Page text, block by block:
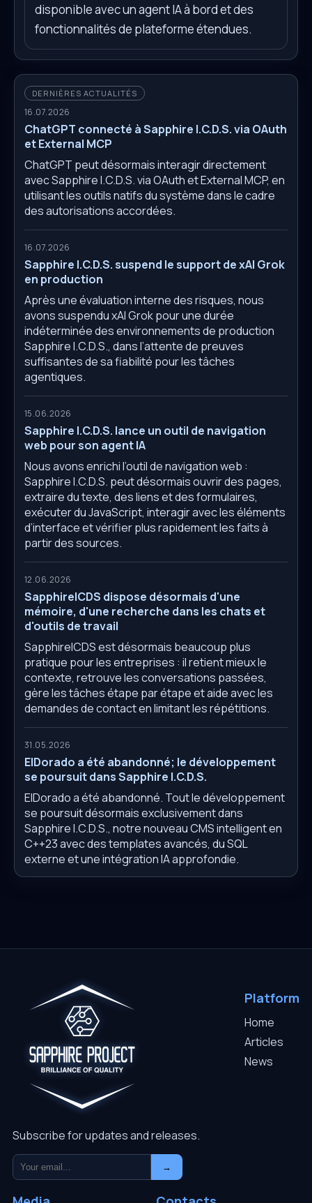
disponible avec un agent IA à bord et des
fonctionnalités de plateforme étendues.
DERNIÈRES ACTUALITÉS
16.07.2026
ChatGPT connecté à Sapphire I.C.D.S. via OAuth
et External MCP
ChatGPT peut désormais interagir directement
avec Sapphire I.C.D.S. via OAuth et External MCP, en
utilisant les outils natifs du système dans le cadre
des autorisations accordées.
16.07.2026
Sapphire I.C.D.S. suspend le support de xAI Grok
en production
Après une évaluation interne des risques, nous
avons suspendu xAI Grok pour une durée
indéterminée des environnements de production
Sapphire I.C.D.S., dans l’attente de preuves
suffisantes de sa fiabilité pour les tâches
agentiques.
15.06.2026
Sapphire I.C.D.S. lance un outil de navigation
web pour son agent IA
Nous avons enrichi l’outil de navigation web :
Sapphire I.C.D.S. peut désormais ouvrir des pages,
extraire du texte, des liens et des formulaires,
exécuter du JavaScript, interagir avec les éléments
d’interface et vérifier plus rapidement les faits à
partir des sources.
12.06.2026
SapphireICDS dispose désormais d'une
mémoire, d'une recherche dans les chats et
d'outils de travail
SapphireICDS est désormais beaucoup plus
pratique pour les entreprises : il retient mieux le
contexte, retrouve les conversations passées,
gère les tâches étape par étape et aide avec les
demandes de contact en limitant les répétitions.
31.05.2026
ElDorado a été abandonné; le développement
se poursuit dans Sapphire I.C.D.S.
ElDorado a été abandonné. Tout le développement
se poursuit désormais exclusivement dans
Sapphire I.C.D.S., notre nouveau CMS intelligent en
C++23 avec des templates avancés, du SQL
externe et une intégration IA approfondie.
Subscribe for updates and releases.
→
Platform
Home
Articles
News